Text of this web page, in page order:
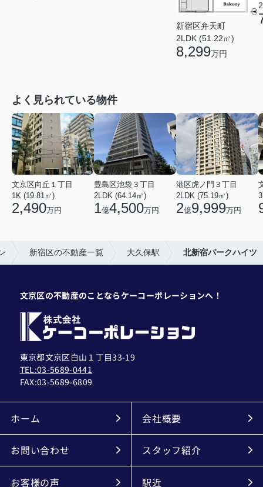
新宿区弁天町
2LDK (51.22㎡)
8,299万円
よく見られている物件
文京区向丘１丁目
1K (19.81㎡)
2,490万円
豊島区池袋３丁目
2LDK (64.14㎡)
1億4,500万円
港区虎ノ門３丁目
2LDK (75.19㎡)
2億9,999万円
新宿区の不動産一覧 大久保駅 北新宿パークハイツ
文京区の不動産のことならケーコーポレーションへ！
東京都文京区白山１丁目33-19
TEL:03-5689-0441
FAX:03-5689-6809
ホーム 会社概要
お問い合わせ スタッフ紹介
お客様の声 駅近